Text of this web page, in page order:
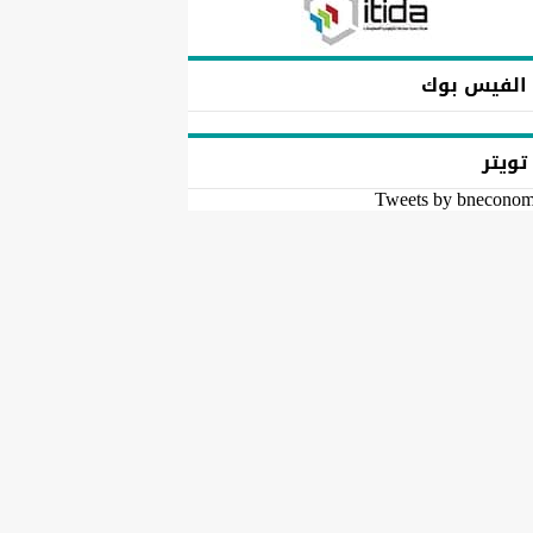
الفيس بوك
تويتر
Tweets by